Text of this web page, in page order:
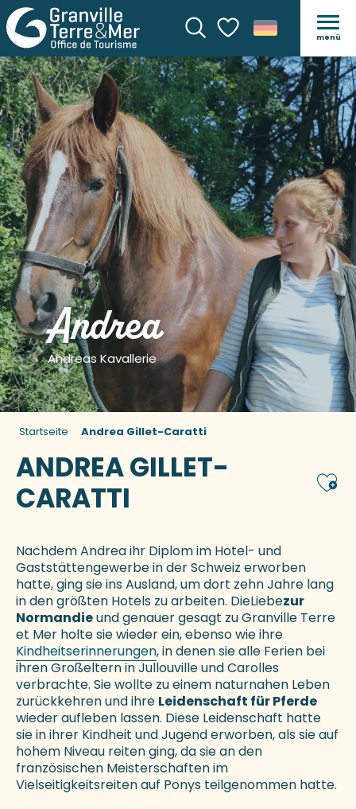
SucheVoir les favoris
menü
Andrea
Andreas Kavallerie
Startseite Andrea Gillet-Caratti
ANDREA GILLET-
CARATTI
Nachdem Andrea ihr Diplom im Hotel- und
Gaststättengewerbe in der Schweiz erworben
hatte, ging sie ins Ausland, um dort zehn Jahre lang
in den größten Hotels zu arbeiten. DieLiebezur
Normandieund genauer gesagt zu Granville Terre
et Mer holte sie wieder ein, ebenso wie ihre
Kindheitserinnerungen, in denen sie alle Ferien bei
ihren Großeltern in Jullouville und Carolles
verbrachte. Sie wollte zu einem naturnahen Leben
zurückkehren und ihre Leidenschaft für Pferde
wieder aufleben lassen. Diese Leidenschaft hatte
sie in ihrer Kindheit und Jugend erworben, als sie auf
hohem Niveau reiten ging, da sie an den
französischen Meisterschaften im
Vielseitigkeitsreiten auf Ponys teilgenommen hatte.